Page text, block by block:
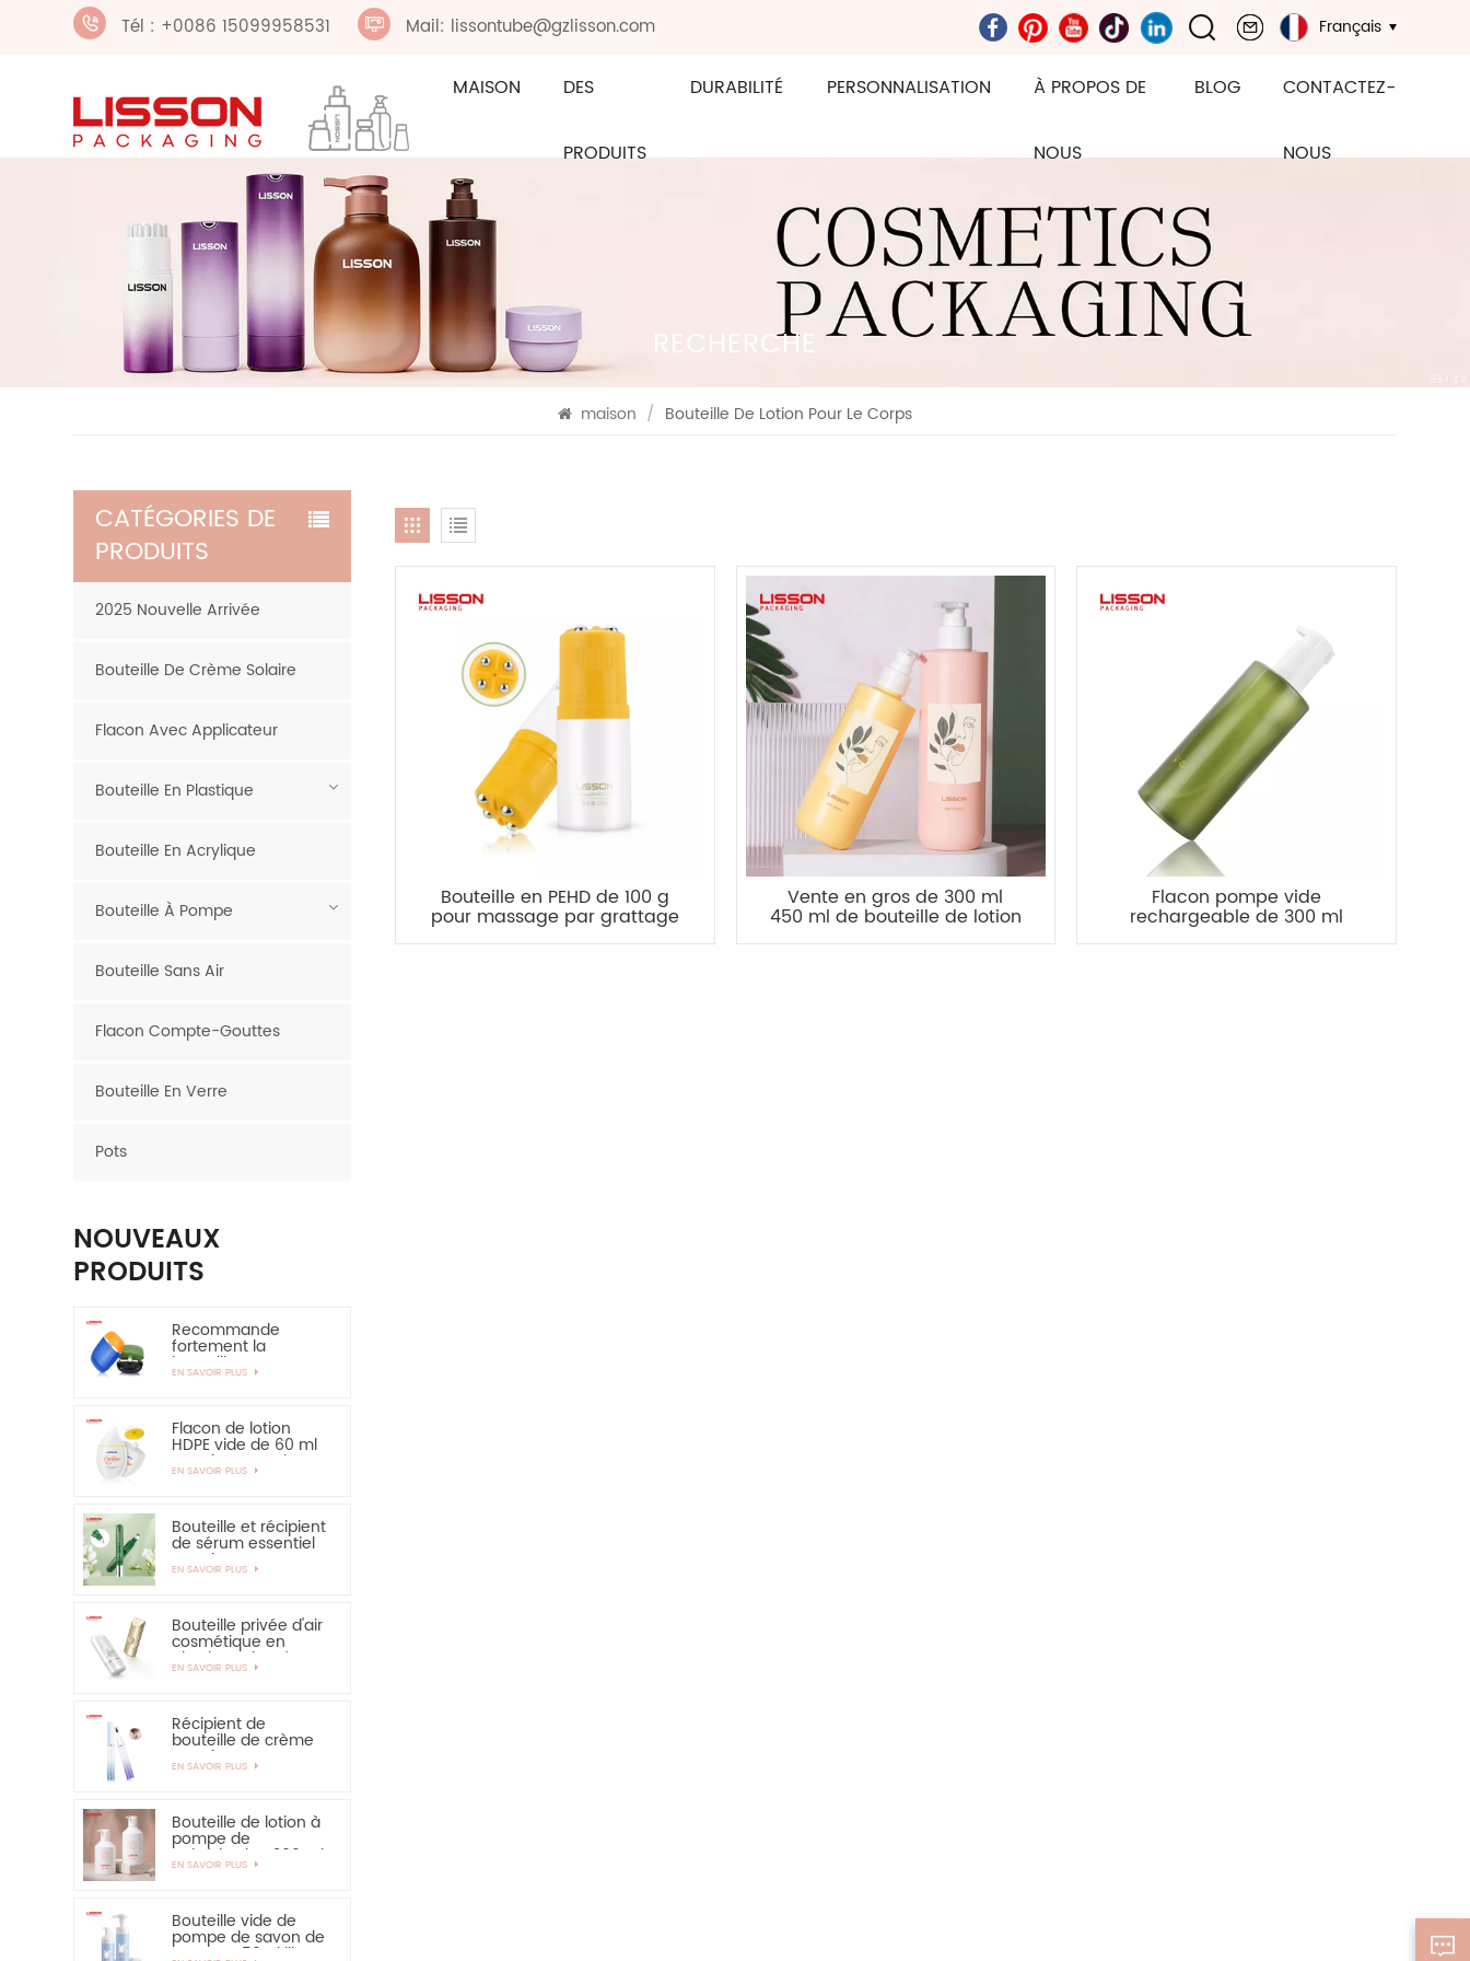
Tél : +0086 15099958531 Mail: lissontube@gzlisson.com Français
MAISON DES
PRODUITS
DURABILITÉ PERSONNALISATION À PROPOS DE
NOUS
BLOG CONTACTEZ-
NOUS
RECHERCHE
maison / Bouteille De Lotion Pour Le Corps
Bouteille en PEHD de 100 g
pour massage par grattage
corporel
Vente en gros de 300 ml
450 ml de bouteille de lotion
de distribution de
Flacon pompe vide
rechargeable de 300 ml
pour lotion pour le corps
CATÉGORIES DE
PRODUITS
2025 Nouvelle Arrivée
Bouteille De Crème Solaire
Flacon Avec Applicateur
Bouteille En Plastique
Bouteille En Acrylique
Bouteille À Pompe
Bouteille Sans Air
Flacon Compte-Gouttes
Bouteille En Verre
Pots
NOUVEAUX
PRODUITS
Recommande
fortement la
bouteille en
plastique ovale de
50ml EVOH
EN SAVOIR PLUS
Flacon de lotion
HDPE vide de 60 ml
pour la protection
solaire - vivement
EN SAVOIR PLUS
Bouteille et récipient
de sérum essentiel
pour les yeux,
applicateur en
EN SAVOIR PLUS
Bouteille privée d'air
cosmétique en
plastique de crème
de main de
50ml
EN SAVOIR PLUS
Récipient de
bouteille de crème
pour les yeux PETG
de 15 ml avec
EN SAVOIR PLUS
Bouteille de lotion à
pompe de
pulvérisation 300 ml
350 ml pour
EN SAVOIR PLUS
Bouteille vide de
pompe de savon de
mousse 150ml libre